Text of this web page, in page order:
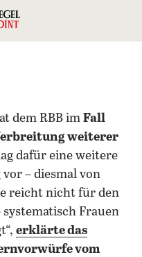
dem RBB imFall
weiterer
dafür eine weitere
– diesmal von
reicht nicht für den
Frauen
erklärte das
vom